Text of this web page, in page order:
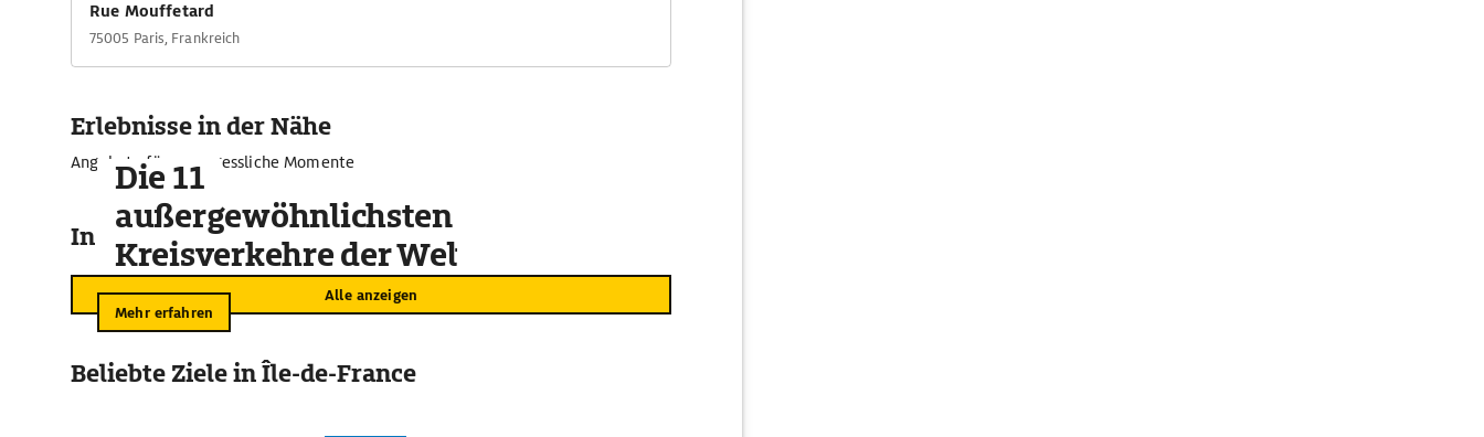
Rue Mouffetard
75005 Paris, Frankreich
Erlebnisse in der Nähe
Angebote für unvergessliche Momente
In der Umgebung
Alle anzeigen
Die 11
außergewöhnlichsten
Kreisverkehre der Welt
Mehr erfahren
Beliebte Ziele in Île-de-France